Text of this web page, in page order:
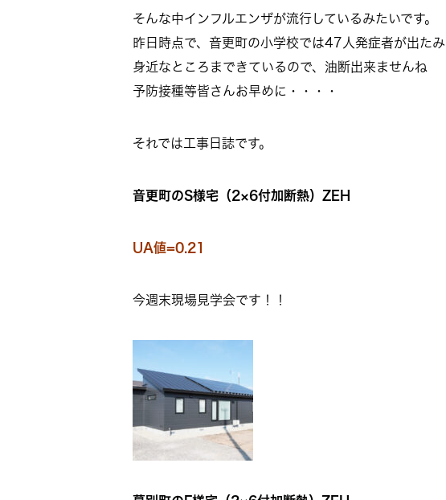
そんな中インフルエンザが流行しているみたいです。
昨日時点で、音更町の小学校では47人発症者が出たみ
身近なところまできているので、油断出来ませんね
予防接種等皆さんお早めに・・・・
それでは工事日誌です。
音更町のS様宅（2×6付加断熱）ZEH
UA値=0.21
今週末現場見学会です！！